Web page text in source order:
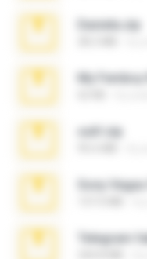
Daniela.zip
My
ouh!.zip
Telegram